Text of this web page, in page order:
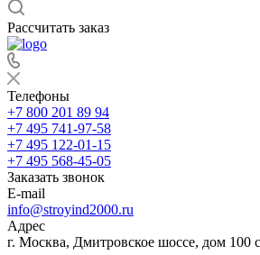
Рассчитать заказ
Телефоны
+7 800 201 89 94
+7 495 741-97-58
+7 495 122-01-15
+7 495 568-45-05
Заказать звонок
E-mail
info@stroyind2000.ru
Адрес
г. Москва, Дмитровское шоссе, дом 100